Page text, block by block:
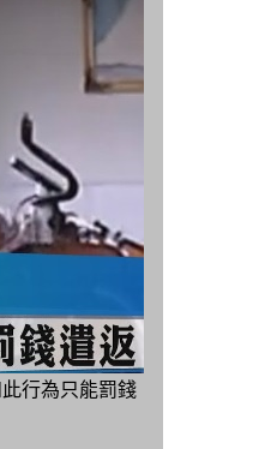
行為只能罰錢